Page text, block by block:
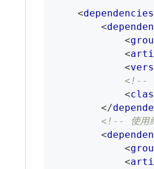
<dependencies
<
<
<
<
<!--
<
</
<!-- 使用纯
<
<
<